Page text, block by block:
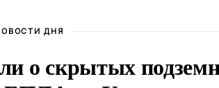
ДНЯ
о скрытых